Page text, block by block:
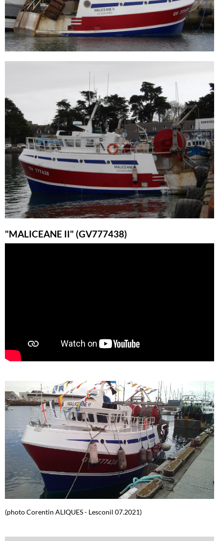
"MALICEANE II" (GV777438)
(photo Corentin ALIQUES - Lesconil 07.2021)